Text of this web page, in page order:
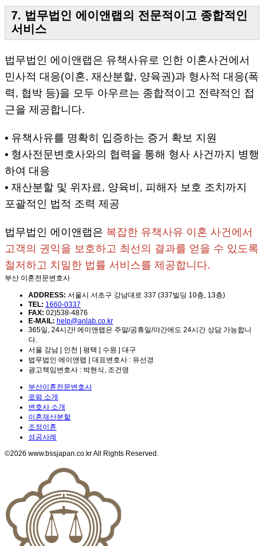
7. 법무법인 에이앤랩의 전문적이고 종합적인
서비스
법무법인 에이앤랩은 유책사유로 인한 이혼사건에서
민사적 대응(이혼, 재산분할, 양육권)과 형사적 대응(폭
력, 협박 등)을 모두 아우르는 종합적이고 전략적인 접
근을 제공합니다.
• 유책사유를 명확히 입증하는 증거 확보 지원
• 형사전문변호사와의 협력을 통해 형사 사건까지 병행
하여 대응
• 재산분할 및 위자료, 양육비, 피해자 보호 조치까지
포괄적인 법적 조력 제공
법무법인 에이앤랩은 복잡한 유책사유 이혼 사건에서
고객의 권익을 보호하고 최선의 결과를 얻을 수 있도록
철저하고 치밀한 법률 서비스를 제공합니다.
부산 이혼전문변호사
ADDRESS: 서울시 서초구 강남대로 337 (337빌딩 10층, 13층)
TEL: 1660-0337
FAX: 02)538-4876
E-MAIL: help@anlab.co.kr
365일, 24시간! 에이앤랩은 주말/공휴일/야간에도 24시간 상담 가능합니
다.
서울 강남 | 인천 | 평택 | 수원 | 대구
법무법인 에이앤랩 | 대표변호사 : 유선경
광고책임변호사 : 박현식, 조건명
부산이혼전문변호사
로펌 소개
변호사 소개
이혼재산분할
조정이혼
성공사례
©2026 www.bssjapan.co.kr All Rights Reserved.